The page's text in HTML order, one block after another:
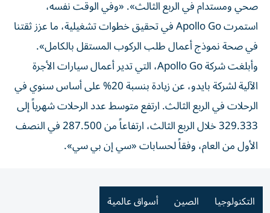
صحي ومستدام في الربع الثالث». «وفي الوقت نفسه،
استمرت Apollo Go في تحقيق خطوات تشغيلية، ما عزز ثقتنا
في صحة نموذج أعمال طلب الركوب المستقل بالكامل».
وأبلغت شركة Apollo Go، التي تدير أعمال سيارات الأجرة
الآلية لشركة بايدو، عن زيادة بنسبة 20% على أساس سنوي في
الرحلات في الربع الثالث. ارتفع متوسط ​​عدد الرحلات شهرياً إلى
329.333 خلال الربع الثالث، ارتفاعاً من 287.500 في النصف
الأول من العام، وفقاً لحسابات «سي إن بي سي».
التكنولوجيا الصين أسواق عالمية